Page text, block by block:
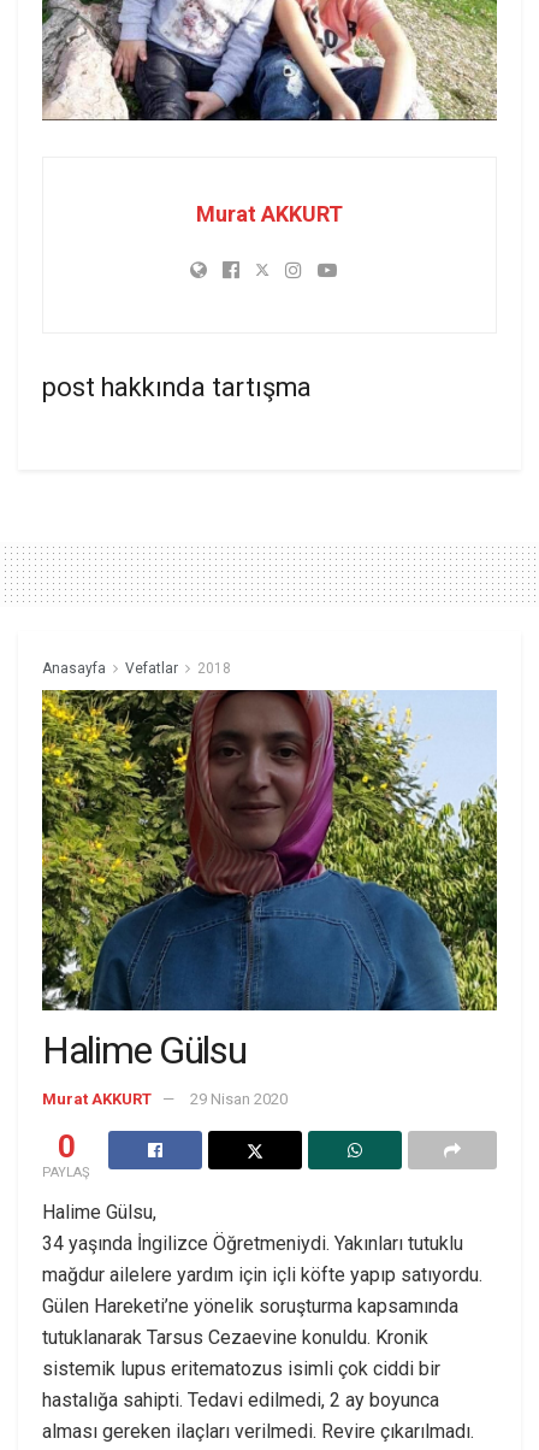
Murat AKKURT
post hakkında tartışma
Anasayfa Vefatlar 2018
Halime Gülsu
Murat AKKURT 29 Nisan 2020
0
PAYLAŞ
Halime Gülsu,
34 yaşında İngilizce Öğretmeniydi. Yakınları tutuklu
mağdur ailelere yardım için içli köfte yapıp satıyordu.
Gülen Hareketi’ne yönelik soruşturma kapsamında
tutuklanarak Tarsus Cezaevine konuldu. Kronik
sistemik lupus eritematozus isimli çok ciddi bir
hastalığa sahipti. Tedavi edilmedi, 2 ay boyunca
alması gereken ilaçları verilmedi. Revire çıkarılmadı.